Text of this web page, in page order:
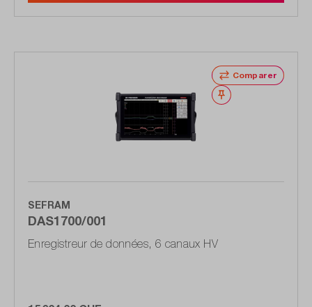
Comparer
Noter
SEFRAM
DAS1700/001
Enregistreur de données, 6 canaux HV